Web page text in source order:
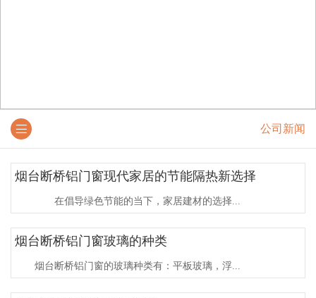
公司新闻
烟台断桥铝门窗现代家居的节能隔热新选择​
在倡导绿色节能的当下，家居建材的选择...
烟台断桥铝门窗玻璃的种类
烟台断桥铝门窗的玻璃种类有：平板玻璃，浮...